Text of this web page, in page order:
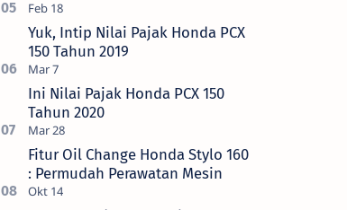
Yuk, Intip Nilai Pajak Honda PCX
150 Tahun 2019
Ini Nilai Pajak Honda PCX 150
Tahun 2020
Fitur Oil Change Honda Stylo 160
: Permudah Perawatan Mesin